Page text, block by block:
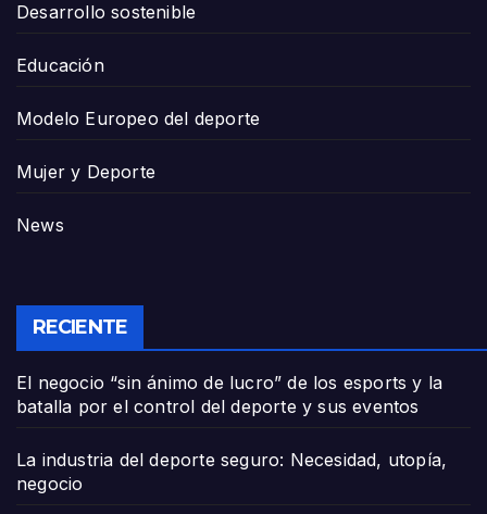
Desarrollo sostenible
Educación
Modelo Europeo del deporte
Mujer y Deporte
News
RECIENTE
El negocio “sin ánimo de lucro” de los esports y la
batalla por el control del deporte y sus eventos
La industria del deporte seguro: Necesidad, utopía,
negocio